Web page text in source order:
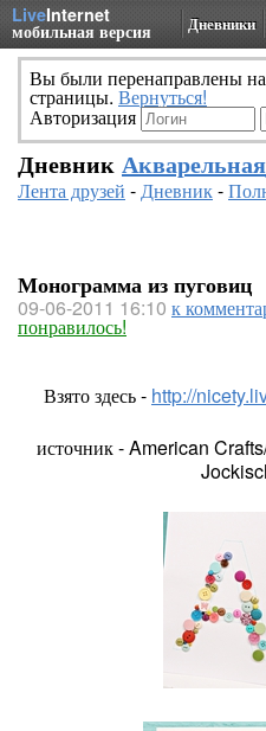
LiveInternet
мобильная версия Дневники
Вы были перенаправлены
страницы. Вернуться!
Авторизация
Дневник
Лента друзей -Дневник-
Монограмма из пуговиц
09-06-2011 16:10 к
понравилось!
Взято здесь - http://
источник - American